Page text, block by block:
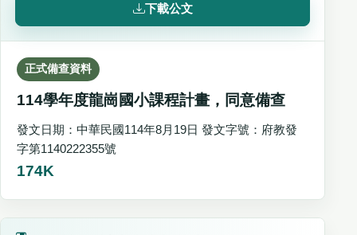
下載公文
正式備查資料
114學年度龍崗國小課程計畫，同意備查
發文日期：中華民國114年8月19日 發文字號：府教發
字第1140222355號
174K